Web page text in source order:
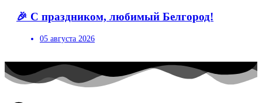
🎉 С праздником, любимый Белгород!
05 августа 2026